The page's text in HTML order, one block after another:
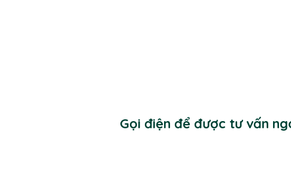
Gọi điện để được tư vấn